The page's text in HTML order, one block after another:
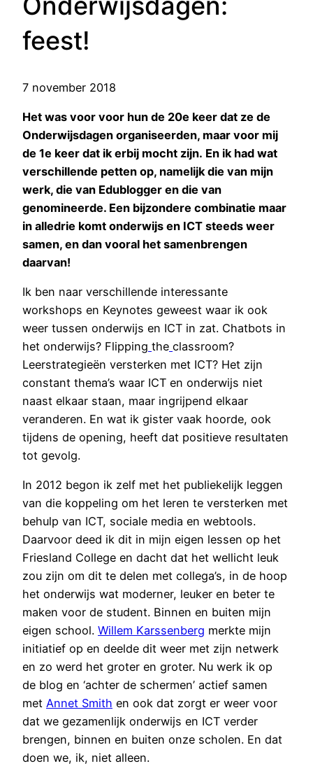
feest!
7 november 2018
Het was voor voor hun de 20e keer dat ze de
Onderwijsdagen organiseerden, maar voor mij
de 1e keer dat ik erbij mocht zijn. En ik had wat
verschillende petten op, namelijk die van mijn
werk, die van Edublogger en die van
genomineerde. Een bijzondere combinatie maar
in alledrie komt onderwijs en ICT steeds weer
samen, en dan vooral het samenbrengen
daarvan!
Ik ben naar verschillende interessante
workshops en Keynotes geweest waar ik ook
weer tussen onderwijs en ICT in zat. Chatbots in
het onderwijs? Flipping the classroom?
Leerstrategieën versterken met ICT? Het zijn
constant thema’s waar ICT en onderwijs niet
naast elkaar staan, maar ingrijpend elkaar
veranderen. En wat ik gister vaak hoorde, ook
tijdens de opening, heeft dat positieve resultaten
tot gevolg.
In 2012 begon ik zelf met het publiekelijk leggen
van die koppeling om het leren te versterken met
behulp van ICT, sociale media en webtools.
Daarvoor deed ik dit in mijn eigen lessen op het
Friesland College en dacht dat het wellicht leuk
zou zijn om dit te delen met collega’s, in de hoop
het onderwijs wat moderner, leuker en beter te
maken voor de student. Binnen en buiten mijn
eigen school. Willem Karssenberg merkte mijn
initiatief op en deelde dit weer met zijn netwerk
en zo werd het groter en groter. Nu werk ik op
de blog en ‘achter de schermen’ actief samen
met Annet Smith en ook dat zorgt er weer voor
dat we gezamenlijk onderwijs en ICT verder
brengen, binnen en buiten onze scholen. En dat
doen we, ik, niet alleen.